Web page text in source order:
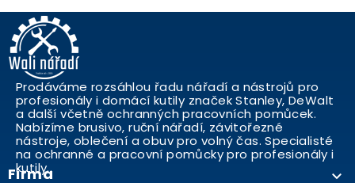
Prodáváme rozsáhlou řadu nářadí a nástrojů pro
profesionály i domácí kutily značek Stanley, DeWalt
a další včetně ochranných pracovních pomůcek.
Nabízíme brusivo, ruční nářadí, závitořezné
nástroje, oblečení a obuv pro volný čas. Specialisté
na ochranné a pracovní pomůcky pro profesionály i
kutily..
Firma 